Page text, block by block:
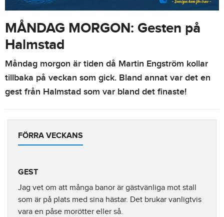
MÅNDAG MORGON: Gesten på
Halmstad
Måndag morgon är tiden då Martin Engström kollar
tillbaka på veckan som gick. Bland annat var det en
gest från Halmstad som var bland det finaste!
FÖRRA VECKANS
GEST
Jag vet om att många banor är gästvänliga mot stall
som är på plats med sina hästar. Det brukar vanligtvis
vara en påse morötter eller så.